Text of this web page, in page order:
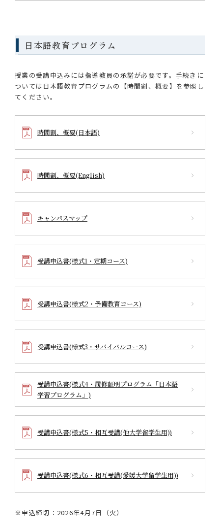
日本語教育プログラム
授業の受講申込みには指導教員の承諾が必要です。手続きに
ついては日本語教育プログラムの【時間割、概要】を参照し
てください。
時間割、概要(日本語)
時間割、概要(English)
キャンパスマップ
受講申込書(様式1・定期コース)
受講申込書(様式2・予備教育コース)
受講申込書(様式3・サバイバルコース)
受講申込書(様式4・履修証明プログラム「日本語
学習プログラム」)
受講申込書(様式5・相互受講(他大学留学生用))
受講申込書(様式6・相互受講(愛媛大学留学生用))
※申込締切：2026年4月7日（火）